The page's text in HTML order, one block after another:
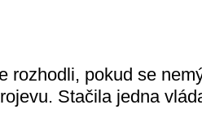
rozhodli, pokud se
Stačila jedna